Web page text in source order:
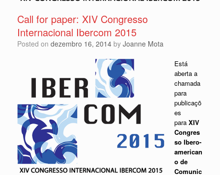
Call for paper: XIV Congresso
Internacional Ibercom 2015
Posted on dezembro 16, 2014 by Joanne Mota
Está
aberta a
chamada
para
publicaçõ
es
para XIV
Congres
so Ibero-
american
o de
Comunic